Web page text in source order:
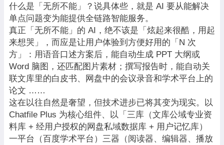
什么是「无所不能」？说具体些，就是 AI 要从能解决
单点问题变为能提供全链路智能服务。
真正「无所不能」的 AI，绝不该是「炫起来很酷，用起
来想哭」，而应是让用户体验到方便好用的「N 次
方」：用语音口述方案后，能自动生成 PPT 大纲或
Word 脑图，还匹配图片素材；撰写报告时，能自动关
联文库里的白皮书、网盘中的会议录音和学术平台上的
论文 ……
这在以往自然是奢望，但技术进步已将其变为现实。以
Chatfile Plus 为核心组件、以「三库（文库公域专业资
料库 + 经用户授权的网盘私域数据库 + 用户记忆库）
一平台（百度学术平台）三器（阅读器、编辑器、播放